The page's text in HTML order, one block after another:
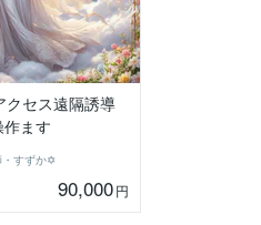
セス遠隔誘導
ます
・すずか✡
90,000円